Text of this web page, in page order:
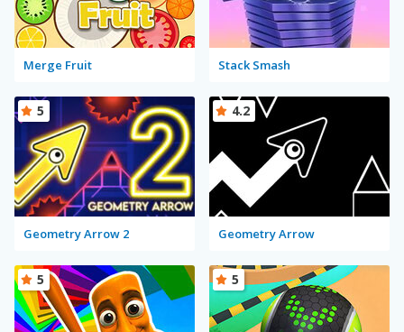
Merge Fruit Stack Smash
Geometry Arrow 2
5
Geometry Arrow
4.2
5 5